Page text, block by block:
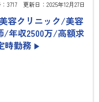
3717 更新日：2025年12月27日
容クリニック/美容
/年収2500万/高額求
時勤務 ▶